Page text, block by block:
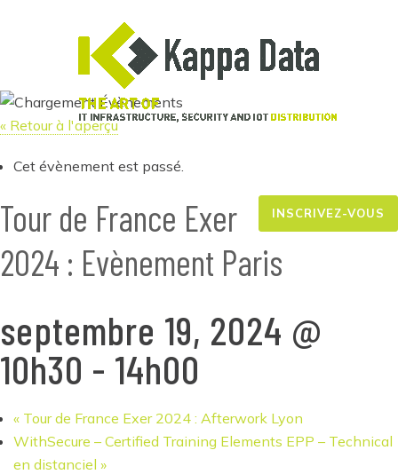
« Retour à l'aperçu
Cet évènement est passé.
INSCRIVEZ-VOUS
Tour de France Exer
2024 : Evènement Paris
septembre 19, 2024 @
10h30 - 14h00
« Tour de France Exer 2024 : Afterwork Lyon
WithSecure – Certified Training Elements EPP – Technical
en distanciel »